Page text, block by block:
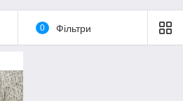
0 Фільтри